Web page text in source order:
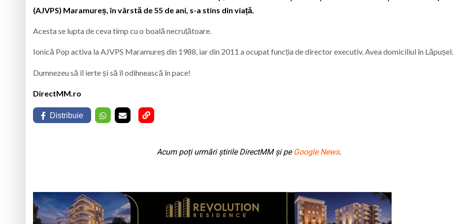
(AJVPS) Maramureș, în vârstă de 55 de ani, s-a stins din viață.
Acesta se lupta de ceva timp cu o boală necruțătoare.
Ionică Pop activa la AJVPS Maramureș din 1988, iar din 2011 a ocupat funcția de director executiv. Avea domiciliul în Lăpușel.
Dumnezeu să îl ierte și să îl odihnească în pace!
DirectMM.ro
Distribuie
Acum poți urmări știrile DirectMM și pe Google News.